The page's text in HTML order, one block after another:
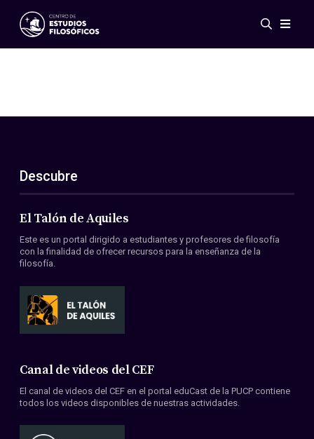
Eventos
ES
EN
Acerca de nosotros
Miembros
Convenios
Descubre
El Talón de Aquiles
Este es un portal dirigido a estudiantes y profesores de filosofía
con la finalidad de ofrecer recursos para la enseñanza de la
filosofía.
Canal de videos del CEF
El canal de videos del CEF en el portal eduCast de la PUCP contiene
todos los videos disponibles de nuestras actividades.